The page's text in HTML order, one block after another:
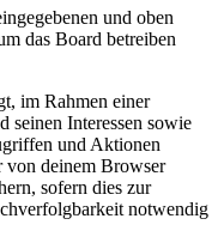
und oben
das Board betreiben
im Rahmen einer
seinen Interessen sowie
und Aktionen
von deinem Browser
sofern dies zur
notwendig